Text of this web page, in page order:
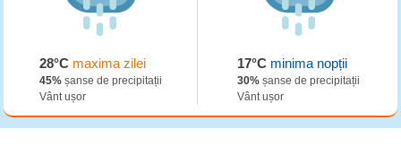
28°Cmaxima zilei
45%șanse de precipitații
Vânt ușor
17°C minima nopții
30% șanse de precipitații
Vânt ușor